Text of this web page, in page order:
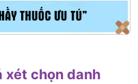
xét chọn danh